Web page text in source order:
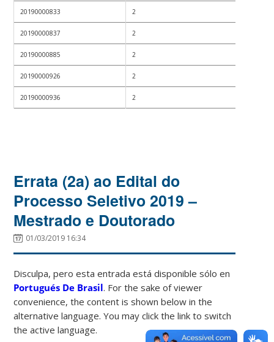
20190000833 2
20190000837 2
20190000885 2
20190000926 2
20190000936 2
Errata (2a) ao Edital do
Processo Seletivo 2019 –
Mestrado e Doutorado
01/03/2019 16:34
Disculpa, pero esta entrada está disponible sólo en
Portugués De Brasil. For the sake of viewer
convenience, the content is shown below in the
alternative language. You may click the link to switch
the active language.